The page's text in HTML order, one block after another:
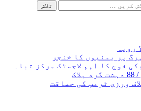
رویہ
پر یمنیوں کا خنجر
فوج کا اہم لاجسٹک مرکز تباہ
ورزی ٹرمپ کی حماقت